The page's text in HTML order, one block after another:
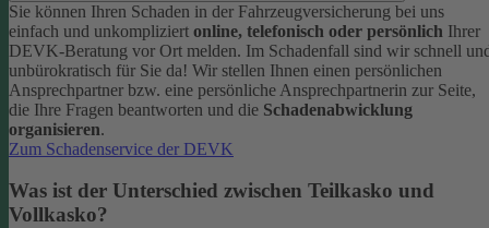
Sie können Ihren Schaden in der Fahrzeugversicherung bei uns
einfach und unkompliziert online, telefonisch oder persönlich Ihrer
DEVK-Beratung vor Ort melden. Im Schadenfall sind wir schnell
unbürokratisch für Sie da! Wir stellen Ihnen einen persönlichen
Ansprechpartner bzw. eine persönliche Ansprechpartnerin zur Seite,
die Ihre Fragen beantworten und die Schadenabwicklung
organisieren.
Zum Schadenservice der DEVK
Was ist der Unterschied zwischen Teilkasko und
Vollkasko?